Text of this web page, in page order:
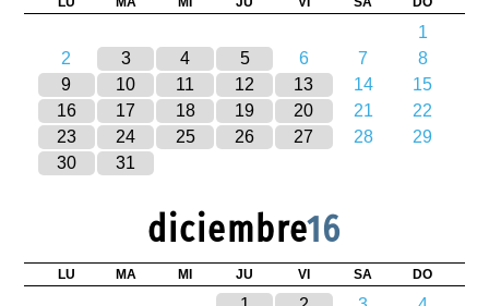
1
2
3 4 5 6 7
8
9
10 11 12 13 14
15
16
17 18 19 20 21
22
23
24 25 26 27 28
29
30
31
diciembre16
LU MA MI JU VI SA DO